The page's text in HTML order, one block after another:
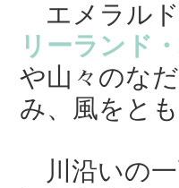
エメラルド
リーランド
や山々のな
み、風をと
川沿いの一